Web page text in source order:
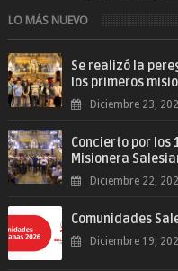
Don Bosco». San
LO MÁS NUEVO
Se realizó la
los primeros
Diciembre 23,
Concierto por los
Misionera
Diciembre 22,
Comunidades
Diciembre 19,